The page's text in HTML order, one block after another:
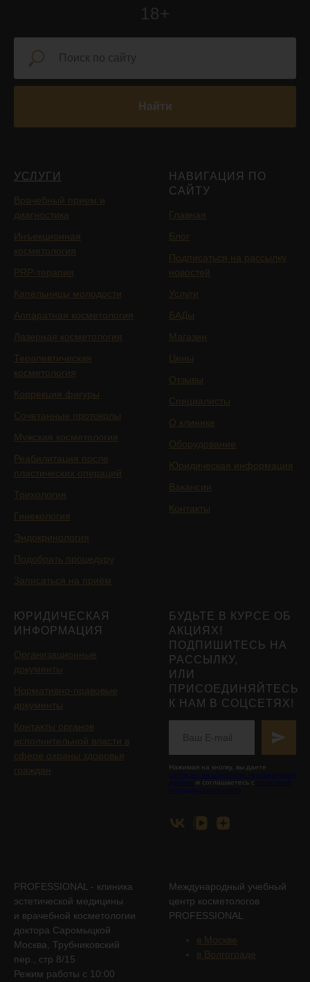
18+
Найти
УСЛУГИ
Врачебный прием и
диагностика
Инъекционная
косметология
PRP-терапия
Капельницы молодости
Аппаратная косметология
Лазерная косметология
Терапевтическая
косметология
Коррекция фигуры
Сочетанные протоколы
Мужская косметология
Реабилитация после
пластических операций
Трихология
Гинекология
Эндокринология
Подобрать процедуру
Записаться на приём
НАВИГАЦИЯ ПО
САЙТУ
Главная
Блог
Подписаться на рассылку
новостей
Услуги
БАДы
Магазин
Цены
Отзывы
Специалисты
О клинике
Оборудование
Юридическая информация
Вакансии
Контакты
ЮРИДИЧЕСКАЯ
ИНФОРМАЦИЯ
Организационные
документы
Нормативно-правовые
документы
Контакты органов
исполнительной власти в
сфере охраны здоровья
граждан
БУДЬТЕ В КУРСЕ ОБ
АКЦИЯХ!
ПОДПИШИТЕСЬ НА
РАССЫЛКУ,
ИЛИ
ПРИСОЕДИНЯЙТЕСЬ
К НАМ В СОЦСЕТЯХ!
Нажимая на кнопку, вы даете
согласие на обработку персональных
данных и соглашаетесь с политикой
конфиденциальности
PROFESSIONAL - клиника
эстетической медицины
и врачебной косметологии
доктора Саромыцкой
Москва, Трубниковский
пер., стр 8/15
Режим работы с 10:00
Международный учебный
центр косметологов
PROFESSIONAL
в Москве
в Волгограде